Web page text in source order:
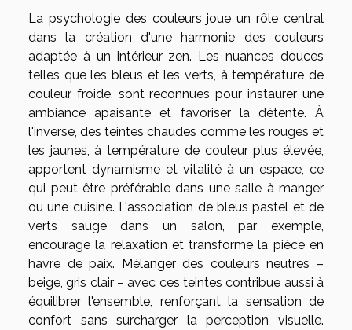
La psychologie des couleurs joue un rôle central
dans la création d'une harmonie des couleurs
adaptée à un intérieur zen. Les nuances douces
telles que les bleus et les verts, à température de
couleur froide, sont reconnues pour instaurer une
ambiance apaisante et favoriser la détente. À
l'inverse, des teintes chaudes comme les rouges et
les jaunes, à température de couleur plus élevée,
apportent dynamisme et vitalité à un espace, ce
qui peut être préférable dans une salle à manger
ou une cuisine. L'association de bleus pastel et de
verts sauge dans un salon, par exemple,
encourage la relaxation et transforme la pièce en
havre de paix. Mélanger des couleurs neutres –
beige, gris clair – avec ces teintes contribue aussi à
équilibrer l'ensemble, renforçant la sensation de
confort sans surcharger la perception visuelle.